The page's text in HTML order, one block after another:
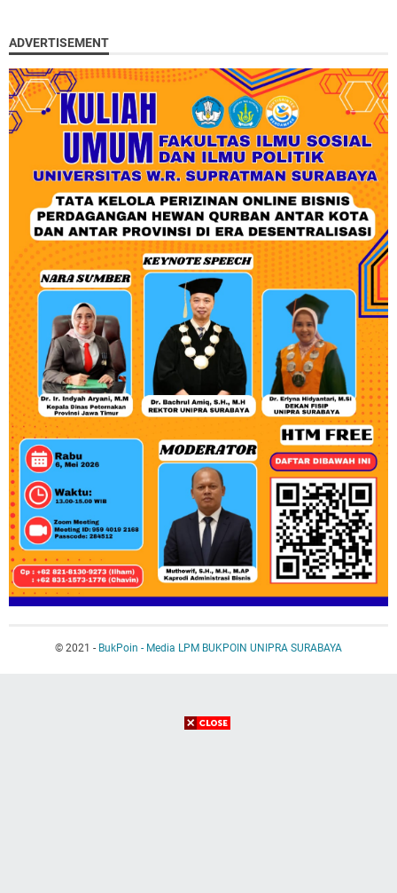
ADVERTISEMENT
© 2021 - BukPoin - Media LPM BUKPOIN UNIPRA SURABAYA